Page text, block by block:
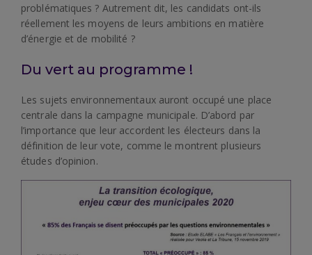
problématiques ? Autrement dit, les candidats ont-ils
réellement les moyens de leurs ambitions en matière
d’énergie et de mobilité ?
Du vert au programme !
Les sujets environnementaux auront occupé une place
centrale dans la campagne municipale. D’abord par
l’importance que leur accordent les électeurs dans la
définition de leur vote, comme le montrent plusieurs
études d’opinion.